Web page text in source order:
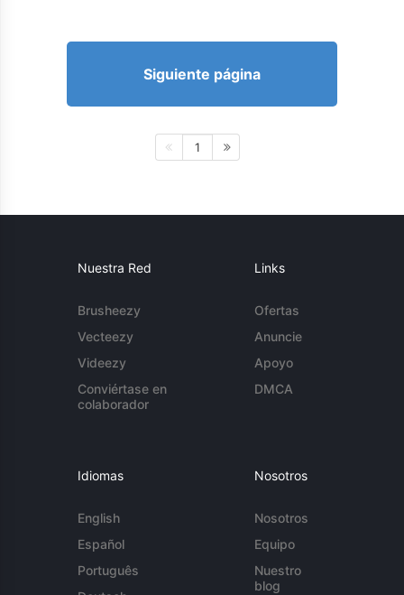
Siguiente página
1
Nuestra Red
Brusheezy
Vecteezy
Videezy
Conviértase en
colaborador
Links
Ofertas
Anuncie
Apoyo
DMCA
Idiomas
English
Español
Português
Nosotros
Nosotros
Equipo
Nuestro
blog